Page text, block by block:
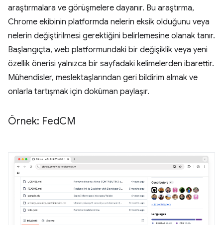
araştırmalara ve görüşmelere dayanır. Bu araştırma,
Chrome ekibinin platformda nelerin eksik olduğunu veya
nelerin değiştirilmesi gerektiğini belirlemesine olanak tanır.
Başlangıçta, web platformundaki bir değişiklik veya yeni
özellik önerisi yalnızca bir sayfadaki kelimelerden ibarettir.
Mühendisler, meslektaşlarından geri bildirim almak ve
onlarla tartışmak için doküman paylaşır.
Örnek: FedCM